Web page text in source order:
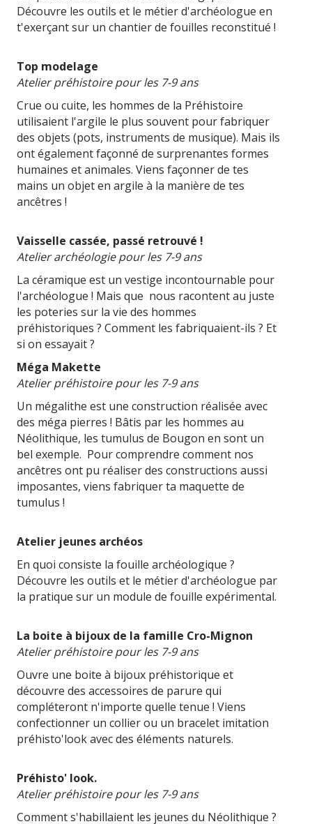
Découvre les outils et le métier d'archéologue en
t'exerçant sur un chantier de fouilles reconstitué !
Top modelage
Atelier préhistoire pour les 7-9 ans
Crue ou cuite, les hommes de la Préhistoire
utilisaient l'argile le plus souvent pour fabriquer
des objets (pots, instruments de musique). Mais ils
ont également façonné de surprenantes formes
humaines et animales. Viens façonner de tes
mains un objet en argile à la manière de tes
ancêtres !
Vaisselle cassée, passé retrouvé !
Atelier archéologie pour les 7-9 ans
La céramique est un vestige incontournable pour
l'archéologue ! Mais que nous racontent au juste
les poteries sur la vie des hommes
préhistoriques ? Comment les fabriquaient-ils ? Et
si on essayait ?
Méga Makette
Atelier préhistoire pour les 7-9 ans
Un mégalithe est une construction réalisée avec
des méga pierres ! Bâtis par les hommes au
Néolithique, les tumulus de Bougon en sont un
bel exemple. Pour comprendre comment nos
ancêtres ont pu réaliser des constructions aussi
imposantes, viens fabriquer ta maquette de
tumulus !
Atelier jeunes archéos
En quoi consiste la fouille archéologique ?
Découvre les outils et le métier d'archéologue par
la pratique sur un module de fouille expérimental.
La boite à bijoux de la famille Cro-Mignon
Atelier préhistoire pour les 7-9 ans
Ouvre une boite à bijoux préhistorique et
découvre des accessoires de parure qui
compléteront n'importe quelle tenue ! Viens
confectionner un collier ou un bracelet imitation
préhisto'look avec des éléments naturels.
Préhisto' look.
Atelier préhistoire pour les 7-9 ans
Comment s'habillaient les jeunes du Néolithique ?